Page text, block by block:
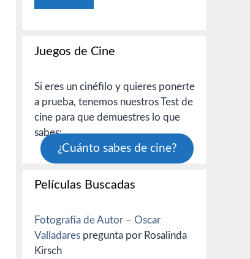
Juegos de Cine
Si eres un cinéfilo y quieres ponerte
a prueba, tenemos nuestros Test de
cine para que demuestres lo que
sabes:
¿Cuánto sabes de cine?
Películas Buscadas
Fotografía de Autor – Oscar
Valladares pregunta por Rosalinda
Kirsch